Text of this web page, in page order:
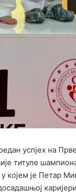
успјех на
титуле
којем је Петар